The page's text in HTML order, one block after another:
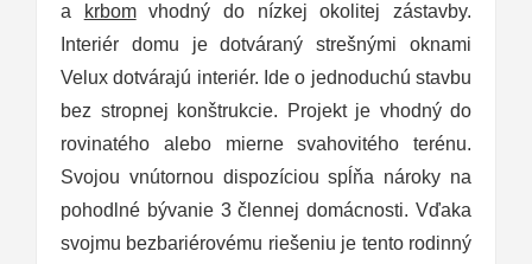
a
krbomvhodný do nízkej okolitej zástavby.
Interiér domu je dotváraný strešnými oknami
Velux dotvárajú interiér. Ide o jednoduchú stavbu
bez stropnej konštrukcie. Projekt je vhodný do
rovinatého alebo mierne svahovitého terénu.
Svojou vnútornou dispozíciou spĺňa nároky na
pohodlné bývanie 3 člennej domácnosti. Vďaka
svojmu bezbariérovému riešeniu je tento rodinný